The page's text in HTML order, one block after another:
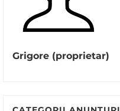
Grigore (proprietar)